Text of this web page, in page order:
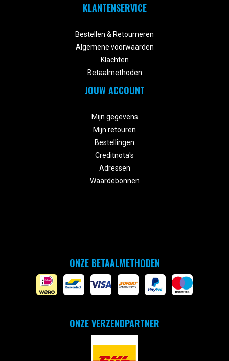
KLANTENSERVICE
Bestellen & Retourneren
Algemene voorwaarden
Klachten
Betaalmethoden
JOUW ACCOUNT
Mijn gegevens
Mijn retouren
Bestellingen
Creditnota's
Adressen
Waardebonnen
ONZE BETAALMETHODEN
ONZE VERZENDPARTNER